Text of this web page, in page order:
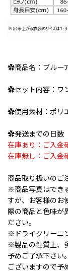
✿商品名：ブルー
✿セット内容：ワ
✿使用素材：ポリ
✿発送までの日数
在庫あり：ご入金
在庫無し：ご入金
商品取り扱いのご
※商品写真はでき
すが、お客様のお
際の商品と色味が
ださい。
※ドライクリーニ
※製品の性質上、
予めご了承下さい
ございますので予